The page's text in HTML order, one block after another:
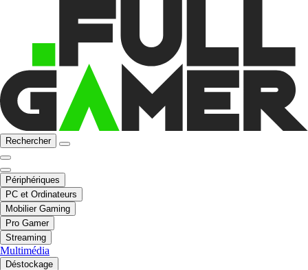
Rechercher
Périphériques
PC et Ordinateurs
Mobilier Gaming
Pro Gamer
Streaming
Multimédia
Déstockage